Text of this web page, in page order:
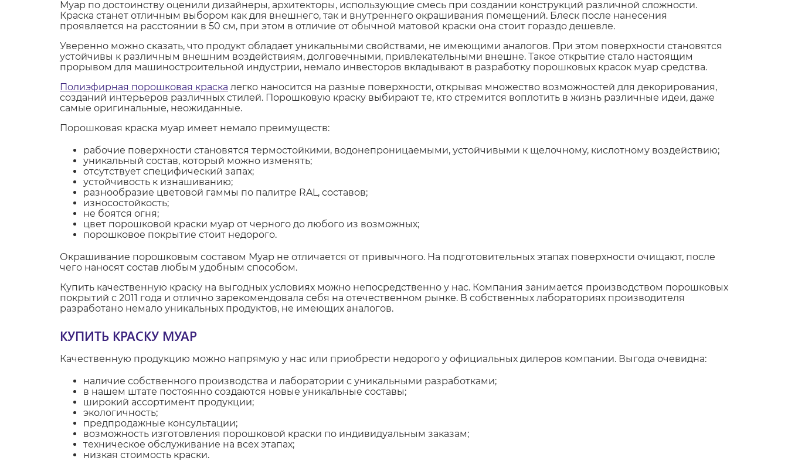
Муар по достоинству оценили дизайнеры, архитекторы, использующие смесь при создании конструкций различной сложности.
Краска станет отличным выбором как для внешнего, так и внутреннего окрашивания помещений. Блеск после нанесения
проявляется на расстоянии в 50 см, при этом в отличие от обычной матовой краски она стоит гораздо дешевле.
Уверенно можно сказать, что продукт обладает уникальными свойствами, не имеющими аналогов. При этом поверхности становятся
устойчивы к различным внешним воздействиям, долговечными, привлекательными внешне. Такое открытие стало настоящим
прорывом для машиностроительной индустрии, немало инвесторов вкладывают в разработку порошковых красок муар средства.
Полиэфирная порошковая краска легко наносится на разные поверхности, открывая множество возможностей для декорирования,
созданий интерьеров различных стилей. Порошковую краску выбирают те, кто стремится воплотить в жизнь различные идеи, даже
самые оригинальные, неожиданные.
Порошковая краска муар имеет немало преимуществ:
рабочие поверхности становятся термостойкими, водонепроницаемыми, устойчивыми к щелочному, кислотному воздействию;
уникальный состав, который можно изменять;
отсутствует специфический запах;
устойчивость к изнашиванию;
разнообразие цветовой гаммы по палитре RAL, составов;
износостойкость;
не боятся огня;
цвет порошковой краски муар от черного до любого из возможных;
порошковое покрытие стоит недорого.
Окрашивание порошковым составом Муар не отличается от привычного. На подготовительных этапах поверхности очищают, после
чего наносят состав любым удобным способом.
Купить качественную краску на выгодных условиях можно непосредственно у нас. Компания занимается производством порошковых
покрытий с 2011 года и отлично зарекомендовала себя на отечественном рынке. В собственных лабораториях производителя
разработано немало уникальных продуктов, не имеющих аналогов.
КУПИТЬ КРАСКУ МУАР
Качественную продукцию можно напрямую у нас или приобрести недорого у официальных дилеров компании. Выгода очевидна:
наличие собственного производства и лаборатории с уникальными разработками;
в нашем штате постоянно создаются новые уникальные составы;
широкий ассортимент продукции;
экологичность;
предпродажные консультации;
возможность изготовления порошковой краски по индивидуальным заказам;
техническое обслуживание на всех этапах;
низкая стоимость краски.